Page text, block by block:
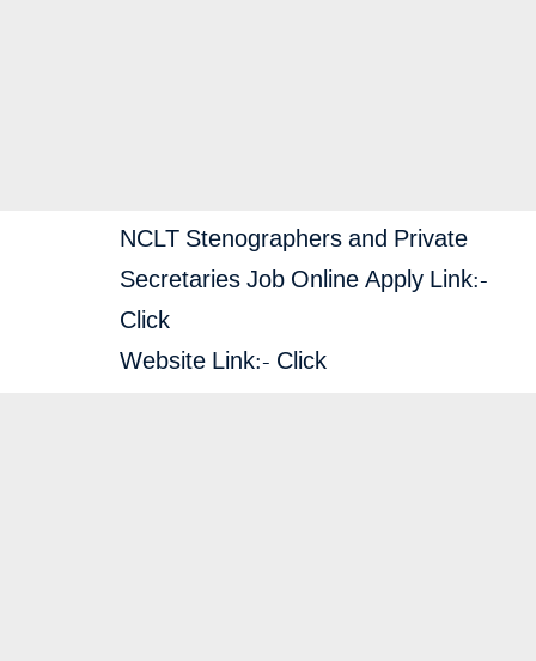
NCLT Stenographers and Private
Secretaries Job Online Apply Link:-
Click
Website Link:- Click